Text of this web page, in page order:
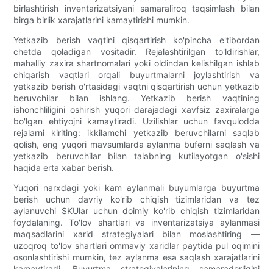
birlashtirish inventarizatsiyani samaraliroq taqsimlash bilan
birga birlik xarajatlarini kamaytirishi mumkin.
Yetkazib berish vaqtini qisqartirish ko'pincha e'tibordan
chetda qoladigan vositadir. Rejalashtirilgan to'ldirishlar,
mahalliy zaxira shartnomalari yoki oldindan kelishilgan ishlab
chiqarish vaqtlari orqali buyurtmalarni joylashtirish va
yetkazib berish o'rtasidagi vaqtni qisqartirish uchun yetkazib
beruvchilar bilan ishlang. Yetkazib berish vaqtining
ishonchliligini oshirish yuqori darajadagi xavfsiz zaxiralarga
bo'lgan ehtiyojni kamaytiradi. Uzilishlar uchun favqulodda
rejalarni kiriting: ikkilamchi yetkazib beruvchilarni saqlab
qolish, eng yuqori mavsumlarda aylanma buferni saqlash va
yetkazib beruvchilar bilan talabning kutilayotgan o'sishi
haqida erta xabar berish.
Yuqori narxdagi yoki kam aylanmali buyumlarga buyurtma
berish uchun davriy ko'rib chiqish tizimlaridan va tez
aylanuvchi SKUlar uchun doimiy ko'rib chiqish tizimlaridan
foydalaning. To'lov shartlari va inventarizatsiya aylanmasi
maqsadlarini xarid strategiyalari bilan moslashtiring —
uzoqroq to'lov shartlari ommaviy xaridlar paytida pul oqimini
osonlashtirishi mumkin, tez aylanma esa saqlash xarajatlarini